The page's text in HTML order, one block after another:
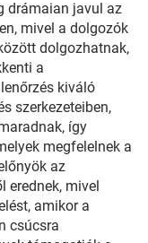
drámaian javul az
mivel a dolgozók
dolgozhatnak,
a
kiváló
szerkezeteiben,
így
megfelelnek a
az
erednek, mivel
amikor a
csúcsra